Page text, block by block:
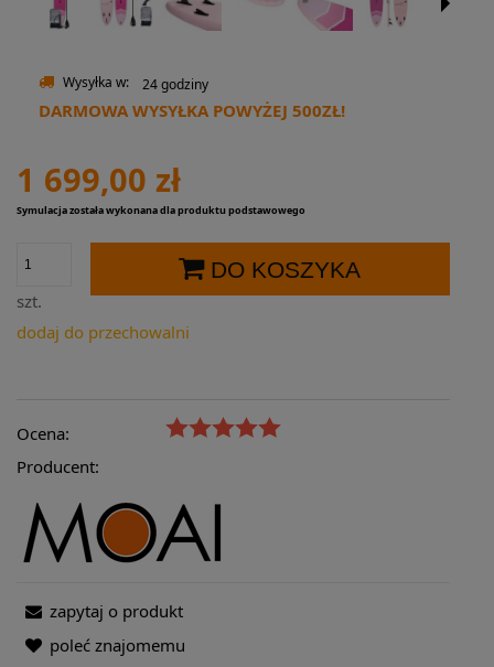
Wysyłka w: 24 godziny
DARMOWA WYSYŁKA POWYŻEJ 500ZŁ!
1 699,00 zł
Symulacja została wykonana dla produktu podstawowego
szt.
DO KOSZYKA
dodaj do przechowalni
Ocena:
Producent:
zapytaj o produkt
poleć znajomemu